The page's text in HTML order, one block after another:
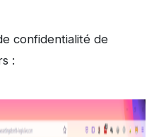
confidentialité de
: